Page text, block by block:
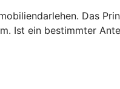
Das
Ist ein bestimmter